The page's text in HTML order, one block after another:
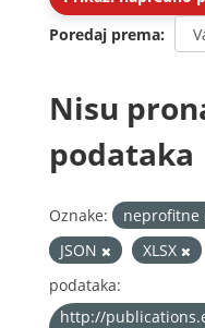
Poredaj prema
Nisu
podataka
Oznake: neprofitne
JSON
XLSX
podataka:
http://